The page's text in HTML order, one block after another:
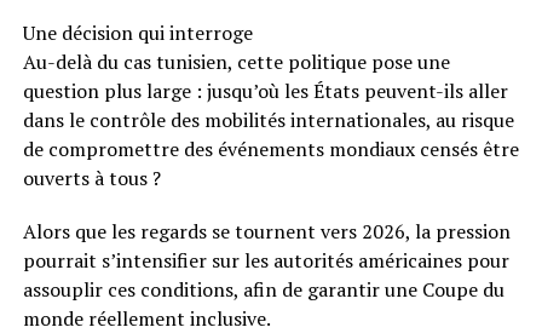
Une décision qui interroge
Au-delà du cas tunisien, cette politique pose une
question plus large : jusqu’où les États peuvent-ils aller
dans le contrôle des mobilités internationales, au risque
de compromettre des événements mondiaux censés être
ouverts à tous ?
Alors que les regards se tournent vers 2026, la pression
pourrait s’intensifier sur les autorités américaines pour
assouplir ces conditions, afin de garantir une Coupe du
monde réellement inclusive.